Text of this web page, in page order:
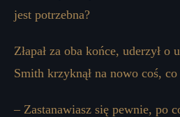
jest potrzebna?
Złapał za oba końce, uderzył o
Smith krzyknął na nowo coś,
– Zastanawiasz się pewnie, po